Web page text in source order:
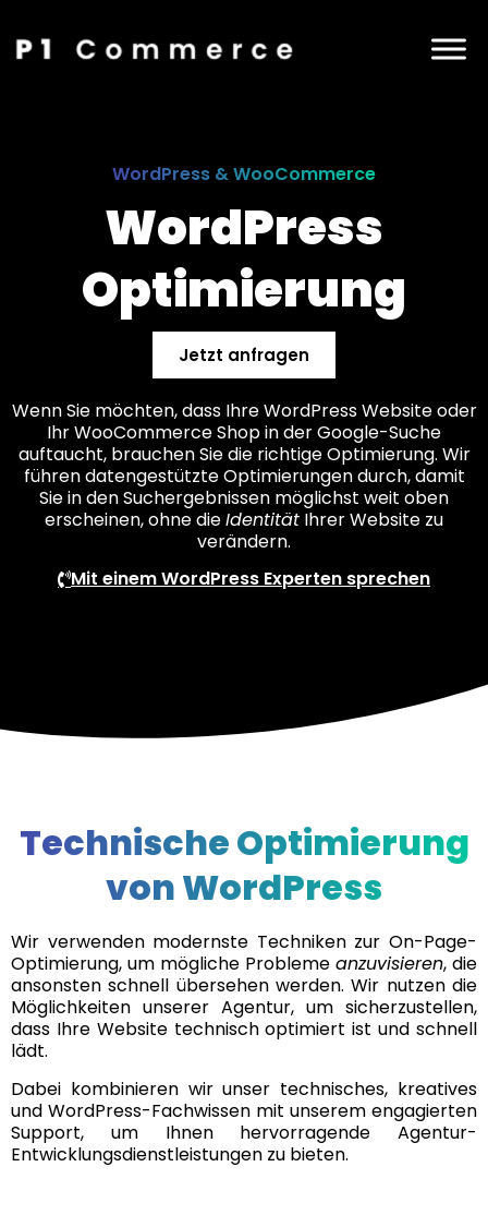
WordPress & WooCommerce
WordPress
Optimierung
Jetzt anfragen
Wenn Sie möchten, dass Ihre WordPress Website oder
Ihr WooCommerce Shop in der Google-Suche
auftaucht, brauchen Sie die richtige Optimierung. Wir
führen datengestützte Optimierungen durch, damit
Sie in den Suchergebnissen möglichst weit oben
erscheinen, ohne dieIdentität Ihrer Website zu
verändern.
Mit einem WordPress Experten sprechen
Technische Optimierung
von WordPress
Wir verwenden modernste Techniken zur On-Page-
Optimierung, um mögliche Probleme anzuvisieren, die
ansonsten schnell übersehen werden. Wir nutzen die
Möglichkeiten unserer Agentur, um sicherzustellen,
dass Ihre Website technisch optimiert ist und schnell
lädt.
Dabei kombinieren wir unser technisches, kreatives
und WordPress-Fachwissen mit unserem engagierten
Support, um Ihnen hervorragende Agentur-
Entwicklungsdienstleistungen zu bieten.